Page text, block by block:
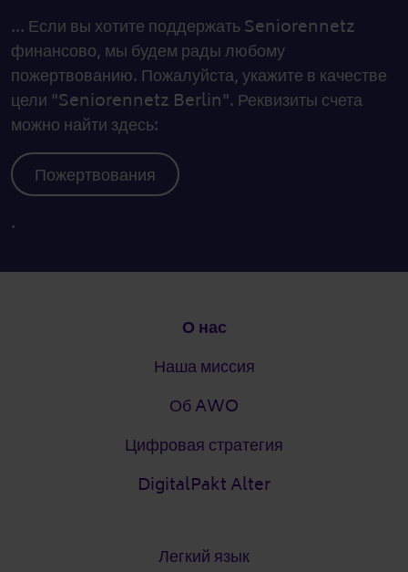
... Если вы хотите поддержать Seniorennetz
финансово, мы будем рады любому
пожертвованию. Пожалуйста, укажите в качестве
цели "Seniorennetz Berlin". Реквизиты счета
можно найти здесь:
Пожертвования
.
О нас
Наша миссия
Об AWO
Цифровая стратегия
DigitalPakt Alter
Легкий язык